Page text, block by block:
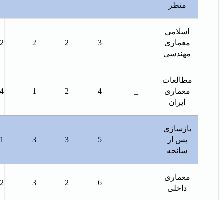
منظر
اسلامی
معماری
مهندسی
3
2
2
2
مطالعات
معماری
ايران
4
2
1
4
بازسازی
پس از
سانحه
5
3
3
1
معماری
داخلی
6
2
3
2